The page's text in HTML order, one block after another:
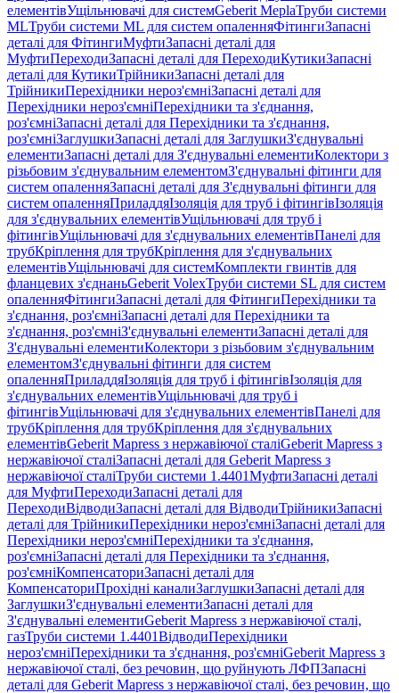
елементівУщільнювачі для системGeberit MeplaТруби системи
MLТруби системи ML для систем опаленняФітингиЗапасні
деталі для ФітингиМуфтиЗапасні деталі для
МуфтиПереходиЗапасні деталі для ПереходиКутикиЗапасні
деталі для КутикиТрійникиЗапасні деталі для
ТрійникиПерехідники нероз'ємніЗапасні деталі для
Перехідники нероз'ємніПерехідники та з'єднання,
роз'ємніЗапасні деталі для Перехідники та з'єднання,
роз'ємніЗаглушкиЗапасні деталі для ЗаглушкиЗ'єднувальні
елементиЗапасні деталі для З'єднувальні елементиКолектори з
різьбовим з'єднувальним елементомЗ'єднувальні фітинги для
систем опаленняЗапасні деталі для З'єднувальні фітинги для
систем опаленняПриладдяІзоляція для труб і фітингівІзоляція
для з'єднувальних елементівУщільнювачі для труб і
фітингівУщільнювачі для з'єднувальних елементівПанелі для
трубКріплення для трубКріплення для з'єднувальних
елементівУщільнювачі для системКомплекти гвинтів для
фланцевих з'єднаньGeberit VolexТруби системи SL для систем
опаленняФітингиЗапасні деталі для ФітингиПерехідники та
з'єднання, роз'ємніЗапасні деталі для Перехідники та
з'єднання, роз'ємніЗ'єднувальні елементиЗапасні деталі для
З'єднувальні елементиКолектори з різьбовим з'єднувальним
елементомЗ'єднувальні фітинги для систем
опаленняПриладдяІзоляція для труб і фітингівІзоляція для
з'єднувальних елементівУщільнювачі для труб і
фітингівУщільнювачі для з'єднувальних елементівПанелі для
трубКріплення для трубКріплення для з'єднувальних
елементівGeberit Mapress з нержавіючої сталіGeberit Mapress з
нержавіючої сталіЗапасні деталі для Geberit Mapress з
нержавіючої сталіТруби системи 1.4401МуфтиЗапасні деталі
для МуфтиПереходиЗапасні деталі для
ПереходиВідводиЗапасні деталі для ВідводиТрійникиЗапасні
деталі для ТрійникиПерехідники нероз'ємніЗапасні деталі для
Перехідники нероз'ємніПерехідники та з'єднання,
роз'ємніЗапасні деталі для Перехідники та з'єднання,
роз'ємніКомпенсаториЗапасні деталі для
КомпенсаториПрохідні каналиЗаглушкиЗапасні деталі для
ЗаглушкиЗ'єднувальні елементиЗапасні деталі для
З'єднувальні елементиGeberit Mapress з нержавіючої сталі,
газТруби системи 1.4401ВідводиПерехідники
нероз'ємніПерехідники та з'єднання, роз'ємніGeberit Mapress з
нержавіючої сталі, без речовин, що руйнують ЛФПЗапасні
деталі для Geberit Mapress з нержавіючої сталі, без речовин, що